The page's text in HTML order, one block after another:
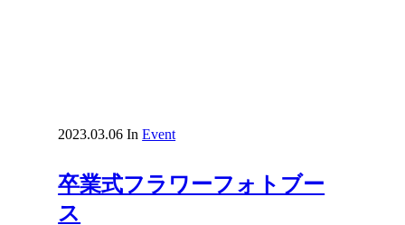
2023.03.06 In Event
卒業式フラワーフォトブー
ス